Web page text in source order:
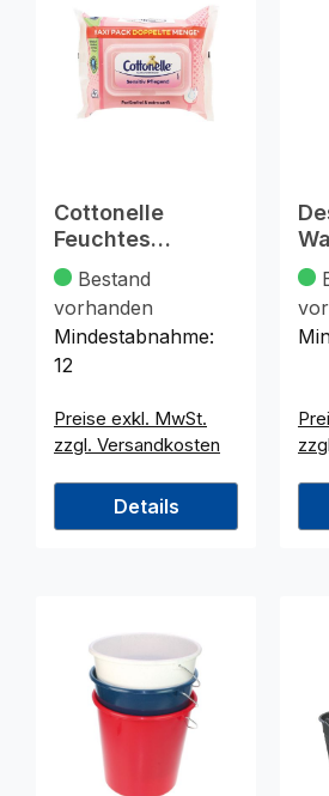
Cottonelle
Feuchtes
Toilettenpapier
84er Sensitiv
Bestand
vorhanden
Mindestabnahme:
12
Preise exkl. MwSt.
zzgl. Versandkosten
Details